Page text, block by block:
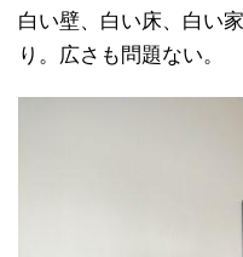
白い壁、白い床、白い
り。広さも問題ない。